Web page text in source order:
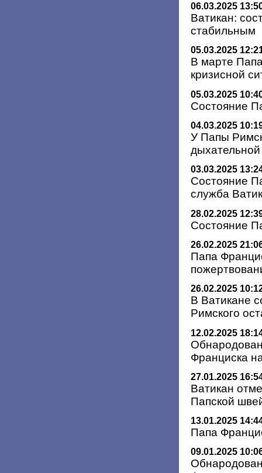
06.03.2025
Ватикан:
стабильным
05.03.2025
В марте
кризисной
05.03.2025
Состояние
04.03.2025
У Папы
03.03.2025
Состояние
служба
28.02.2025
Состояние
26.02.2025
Папа
26.02.2025
В Ватикане
Римского
12.02.2025
Франциска
27.01.2025
Ватикан
Папской
13.01.2025
Папа
09.01.2025